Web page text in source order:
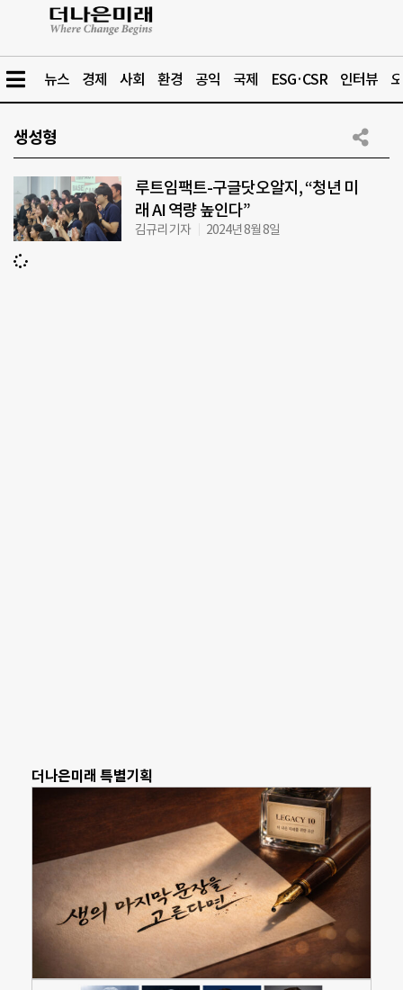
뉴스 경제 사회 환경 공익 국제 ESG·CSR 인터뷰
생성형
루트임팩트-구글닷오알지, “청년 미
래 AI 역량 높인다”
김규리 기자 2024년 8월 8일
더나은미래 특별기획